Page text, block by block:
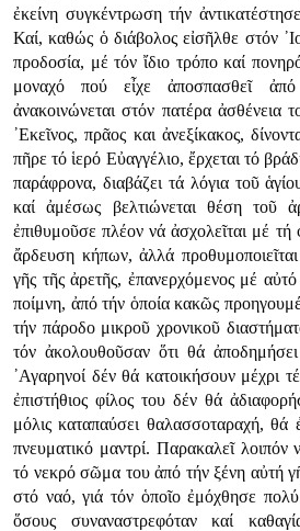
ἐκείνη συγκέντρωση τήν
Καί, καθώς ὁ διάβολος εἰσῆλθε στόν
προδοσία, μέ τόν ἴδιο τρόπο καί
μοναχό πού εἶχε ἀποσπασθεῖ
ἀνακοινώνεται στόν πατέρα ἀσθένεια
᾿Εκεῖνος, πρᾶος και ἀνεξίκακος,
πῆρε τό ἱερό Εὐαγγέλιο, ἔρχεται τό
παράφρονα, διαβάζει τά λόγια τοῦ
καί ἀμέσως βελτιώνεται θέση τοῦ
ἐπιθυμοῦσε πλέον νά ἀσχολεῖται μέ
ἄρδευση κήπων, ἀλλά προθυμοποιεῖται
γῆς τῆς ἀρετῆς, ἐπανερχόμενος μέ
ποίμνη, ἀπό τήν ὁποία κακῶς
τήν πάροδο μικροῦ χρονικοῦ
τόν ἀκολουθοῦσαν ὅτι θά
᾿Αγαρηνοί δέν θά κατοικήσουν μέχρι
ἐπιστήθιος φίλος του δέν θά
μόλις καταπαύσει θαλασσοταραχή, θά
πνευματικό μαντρί. Παρακαλεῖ λοιπόν
τό νεκρό σῶμα του ἀπό τήν ξένη αὐτή
στό ναό, γιά τόν ὁποῖο ἐμόχθησε
ὅσους συναναστρεφόταν καί